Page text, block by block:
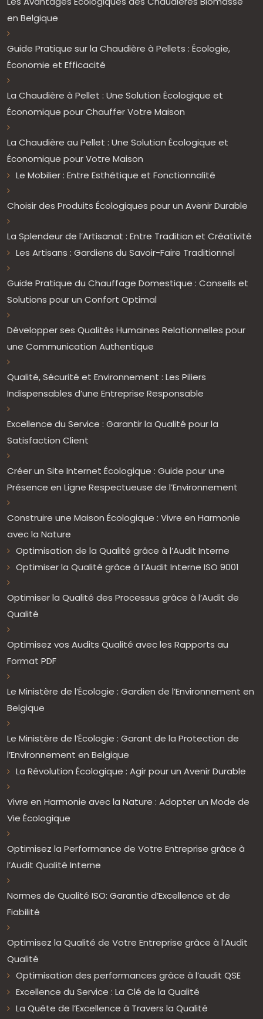
en Belgique
Guide Pratique sur la Chaudière à Pellets : Écologie,
Économie et Efficacité
La Chaudière à Pellet : Une Solution Écologique et
Économique pour Chauffer Votre Maison
La Chaudière au Pellet : Une Solution Écologique et
Économique pour Votre Maison
Le Mobilier : Entre Esthétique et Fonctionnalité
Choisir des Produits Écologiques pour un Avenir Durable
La Splendeur de l’Artisanat : Entre Tradition et Créativité
Les Artisans : Gardiens du Savoir-Faire Traditionnel
Guide Pratique du Chauffage Domestique : Conseils et
Solutions pour un Confort Optimal
Développer ses Qualités Humaines Relationnelles pour
une Communication Authentique
Qualité, Sécurité et Environnement : Les Piliers
Indispensables d’une Entreprise Responsable
Excellence du Service : Garantir la Qualité pour la
Satisfaction Client
Créer un Site Internet Écologique : Guide pour une
Présence en Ligne Respectueuse de l’Environnement
Construire une Maison Écologique : Vivre en Harmonie
avec la Nature
Optimisation de la Qualité grâce à l’Audit Interne
Optimiser la Qualité grâce à l’Audit Interne ISO 9001
Optimiser la Qualité des Processus grâce à l’Audit de
Qualité
Optimisez vos Audits Qualité avec les Rapports au
Format PDF
Le Ministère de l’Écologie : Gardien de l’Environnement en
Belgique
Le Ministère de l’Écologie : Garant de la Protection de
l’Environnement en Belgique
La Révolution Écologique : Agir pour un Avenir Durable
Vivre en Harmonie avec la Nature : Adopter un Mode de
Vie Écologique
Optimisez la Performance de Votre Entreprise grâce à
l’Audit Qualité Interne
Normes de Qualité ISO: Garantie d’Excellence et de
Fiabilité
Optimisez la Qualité de Votre Entreprise grâce à l’Audit
Qualité
Optimisation des performances grâce à l’audit QSE
Excellence du Service : La Clé de la Qualité
La Quête de l’Excellence à Travers la Qualité